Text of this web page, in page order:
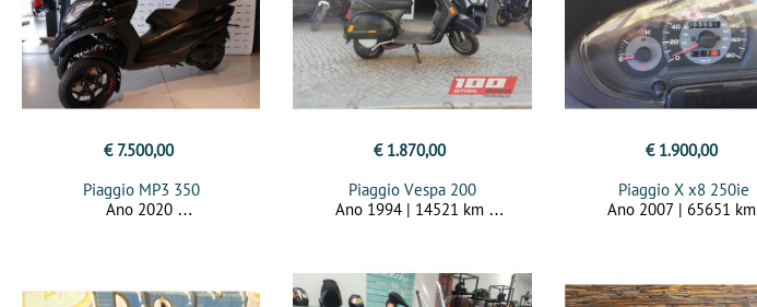
€ 7.500,00
Piaggio MP3 350
Ano 2020
€ 1.870,00
Piaggio Vespa 200
Ano 1994 | 14521 km
€ 1.900,00
Piaggio X x8 250ie
Ano 2007 | 65651 km